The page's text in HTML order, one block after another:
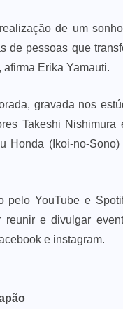
de um
de pessoas que
afirma Erika Yamauti.
gravada nos
Takeshi
Honda (Ikoi-no-
pelo YouTube e
reunir e divulgar
e instagram.